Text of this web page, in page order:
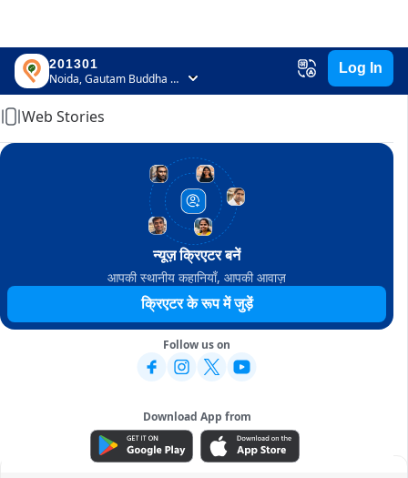
201301
Noida, Gautam Buddha Nagar, Uttar Pradesh
Log In
Home
Web Stories
न्यूज़ क्रिएटर बनें
आपकी स्थानीय कहानियाँ, आपकी आवाज़
क्रिएटर के रूप में जुड़ें
Follow us on
Download App from
ADVERTISEMENT